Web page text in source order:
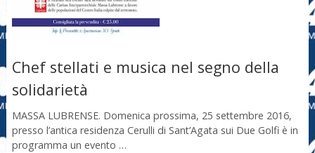
Chef stellati e musica nel segno della
solidarietà
MASSA LUBRENSE. Domenica prossima, 25 settembre 2016,
presso l’antica residenza Cerulli di Sant’Agata sui Due Golfi è in
programma un evento …